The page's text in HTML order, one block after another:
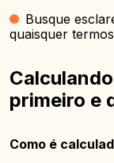
Busque
quaisquer
primeiro e
Como é